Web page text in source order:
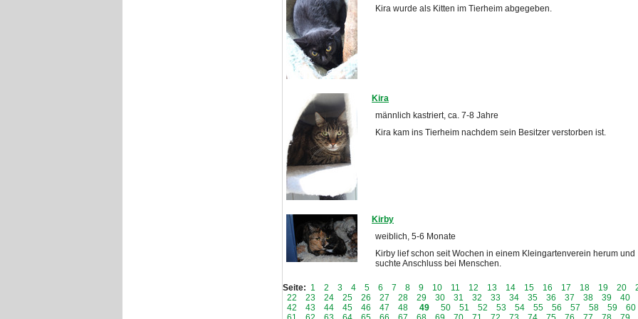
Kira wurde als Kitten im Tierheim abgegeben.
Kira
männlich kastriert, ca. 7-8 Jahre
Kira kam ins Tierheim nachdem sein Besitzer verstorben ist.
Kirby
weiblich, 5-6 Monate
Kirby lief schon seit Wochen in einem Kleingartenverein herum und
suchte Anschluss bei Menschen.
Seite: 1 2 3 4 5 6 7 8 9 10 11 12 13 14 15 16 17 18 19 20
22
23 24 25 26 27 28 29 30 31 32 33 34 35 36 37 38 39 40
42
43 44 45 46 47 48 49 50 51 52 53 54 55 56 57 58 59
60